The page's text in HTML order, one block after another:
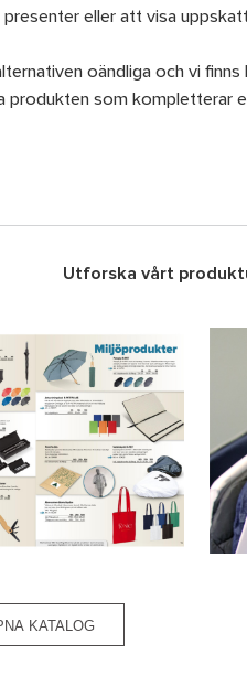
presenter eller att visa
oändliga och vi
produkten som kompletterar
Utforska vårt
KATALOG